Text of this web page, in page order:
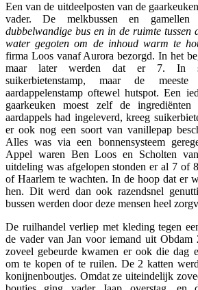
Een van de uitdeelposten van de
vader. De melkbussen en gamellen
dubbelwandige bus en in de ruimte tussen
water gegoten om de inhoud warm te
firma Loos vanaf Aurora bezorgd. In het
maar later werden dat er 7. In
suikerbietenstamp, maar de
aardappelenstamp oftewel hutspot. Een
gaarkeuken moest zelf de ingrediënten
aardappels had ingeleverd, kreeg
er ook nog een soort van vanillepap
Alles was via een bonnensysteem
Appel waren Ben Loos en Scholten
uitdeling was afgelopen stonden er al 7 of
of Haarlem te wachten. In de hoop dat er
hen. Dit werd dan ook razendsnel
bussen werden door deze mensen heel
De ruilhandel verliep met kleding tegen
de vader van Jan voor iemand uit Obdam
zoveel gebeurde kwamen er ook die dag
om te kopen of te ruilen. De 2 katten
konijnenboutjes. Omdat ze uiteindelijk